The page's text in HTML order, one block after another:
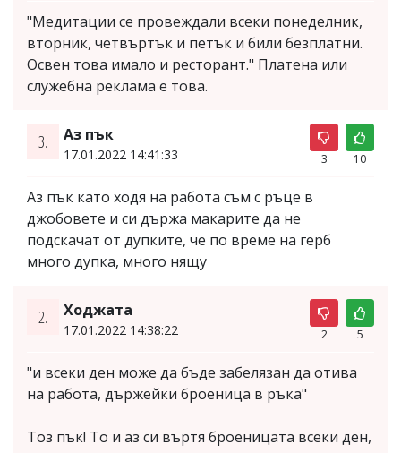
"Медитации се провеждали всеки понеделник,
вторник, четвъртък и петък и били безплатни.
Освен това имало и ресторант." Платена или
служебна реклама е това.
3. Аз пък
17.01.2022 14:41:33 3 10
Аз пък като ходя на работа съм с ръце в
джобовете и си държа макарите да не
подскачат от дупките, че по време на герб
много дупка, много нящу
2. Ходжата
17.01.2022 14:38:22 2 5
"и всеки ден може да бъде забелязан да отива
на работа, държейки броеница в ръка"
Тоз пък! То и аз си въртя броеницата всеки ден,